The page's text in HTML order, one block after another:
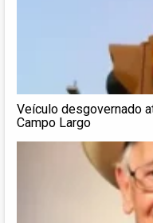
Veículo desgovernado
Campo Largo